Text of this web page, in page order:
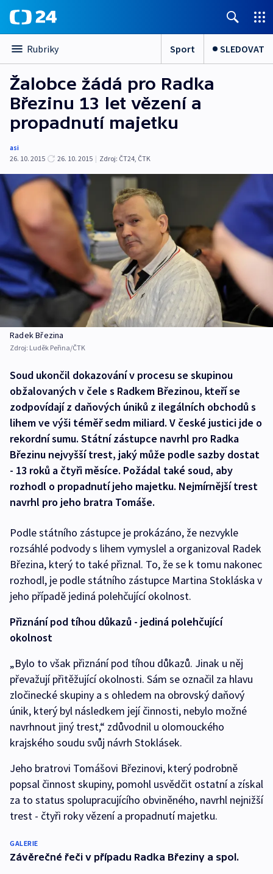
Rubriky Sport SLEDOVAT
Žalobce žádá pro Radka
Březinu 13 let vězení a
propadnutí majetku
asi
26. 10. 2015
26. 10. 2015 | Zdroj: ČT24, ČTK
Radek Březina
Zdroj: Luděk Peřina/ČTK
Soud ukončil dokazování v procesu se skupinou
obžalovaných v čele s Radkem Březinou, kteří se
zodpovídají z daňových úniků z ilegálních obchodů s
lihem ve výši téměř sedm miliard. V české justici jde o
rekordní sumu. Státní zástupce navrhl pro Radka
Březinu nejvyšší trest, jaký může podle sazby dostat
- 13 roků a čtyři měsíce. Požádal také soud, aby
rozhodl o propadnutí jeho majetku. Nejmírnější trest
navrhl pro jeho bratra Tomáše.
Podle státního zástupce je prokázáno, že nezvykle
rozsáhlé podvody s lihem vymyslel a organizoval Radek
Březina, který to také přiznal. To, že se k tomu nakonec
rozhodl, je podle státního zástupce Martina Stokláska v
jeho případě jediná polehčující okolnost.
Přiznání pod tíhou důkazů - jediná polehčující
okolnost
„Bylo to však přiznání pod tíhou důkazů. Jinak u něj
převažují přitěžující okolnosti. Sám se označil za hlavu
zločinecké skupiny a s ohledem na obrovský daňový
únik, který byl následkem její činnosti, nebylo možné
navrhnout jiný trest,“ zdůvodnil u olomouckého
krajského soudu svůj návrh Stoklásek.
Jeho bratrovi Tomášovi Březinovi, který podrobně
popsal činnost skupiny, pomohl usvědčit ostatní a získal
za to status spolupracujícího obviněného, navrhl nejnižší
trest - čtyři roky vězení a propadnutí majetku.
GALERIE
Závěrečné řeči v případu Radka Březiny a spol.